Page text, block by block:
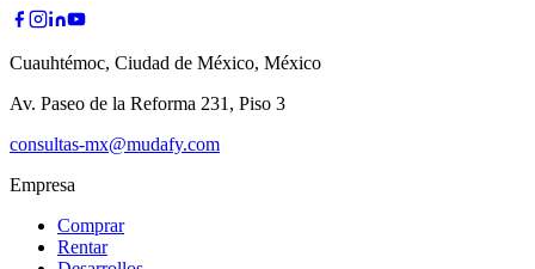
Cuauhtémoc, Ciudad de México, México
Av. Paseo de la Reforma 231, Piso 3
consultas-mx@mudafy.com
Empresa
Comprar
Rentar